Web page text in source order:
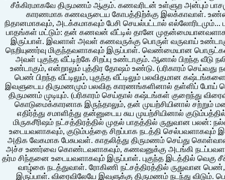
சீக்கிரமாகவே திருமணம் ஆகும். கணவரிடன் உள்ளுற அன்பும்
காரணமாக கணவருடைய கோபத்திற்க்கு இலக்காவாள்.
நிதானமாகவும், அடக்கமாகவும் பேசி செயல்பட்டால் எல்லோரிடமும்...
பாதங்கள் மட்டும்: தன் கணவன் வீட்டில் தானே முதன்மையானவளாக
இருப்பாள். இவளாள் அவள் கணவருக்கு பொருள் வருவாய்
நெறியுணர்வு மிகுந்தவளாகவும் இருப்பாள். வெண்மையான
அவள் புகுந்த வீட்டிற்கே சிறப்பு உண்டாகும். ஆனால் பிறந்த வீடு
உண்டாகும், என்றாலும் புத்திர தோஷம் உண்டு. (பரிகாரம் செய்வது
பெண் பிறந்த வீட்டிலும், புகுந்த வீட்டிலும் பலவிதமான
இவளுடைய திருமணமும் பலவித காரணங்களினால் தள்ளிப் போய்
திருமணம் முடியும். (பரிகாரம் செய்தால் கஷ்டங்கள் குறைந்து
கொடுமைக்காரனாக இருந்தாலும், தன் முயற்சியினால்
எதிர்த்து சமாளித்து தன்னுடைய சுய முயற்சியினால்
மிருகசீரிஷம் நட்சத்திரத்தில் முதல் பாதத்தில் ருதுவான
உடையவளாகவும், குடும்பத்தை சிறப்பாக நடத்தி
அதிக வேகமாக பேசுபவள். காதலித்து திருமணம் செய்து
அச்ச உணர்வை கொண்டவளாகவும், கணவனுக்கு அடங்கி
தர்ம சிந்தனை உடையவளாகவும் இருப்பாள். புகுந்த இடத்தில் வெகு
வாழ்கை நடத்துவாள். ரோகிணி நட்சத்திரத்தில் ருதுவான
இருப்பாள். விரைவிலேயே இவளுக்கு திருமணம் நடந்து